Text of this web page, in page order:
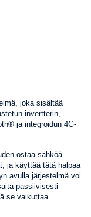
joka sisältää
invertterin,
ja integroidun 4G-
ostaa sähköä
ja käyttää tätä halpaa
avulla järjestelmä voi
passiivisesti
se vaikuttaa